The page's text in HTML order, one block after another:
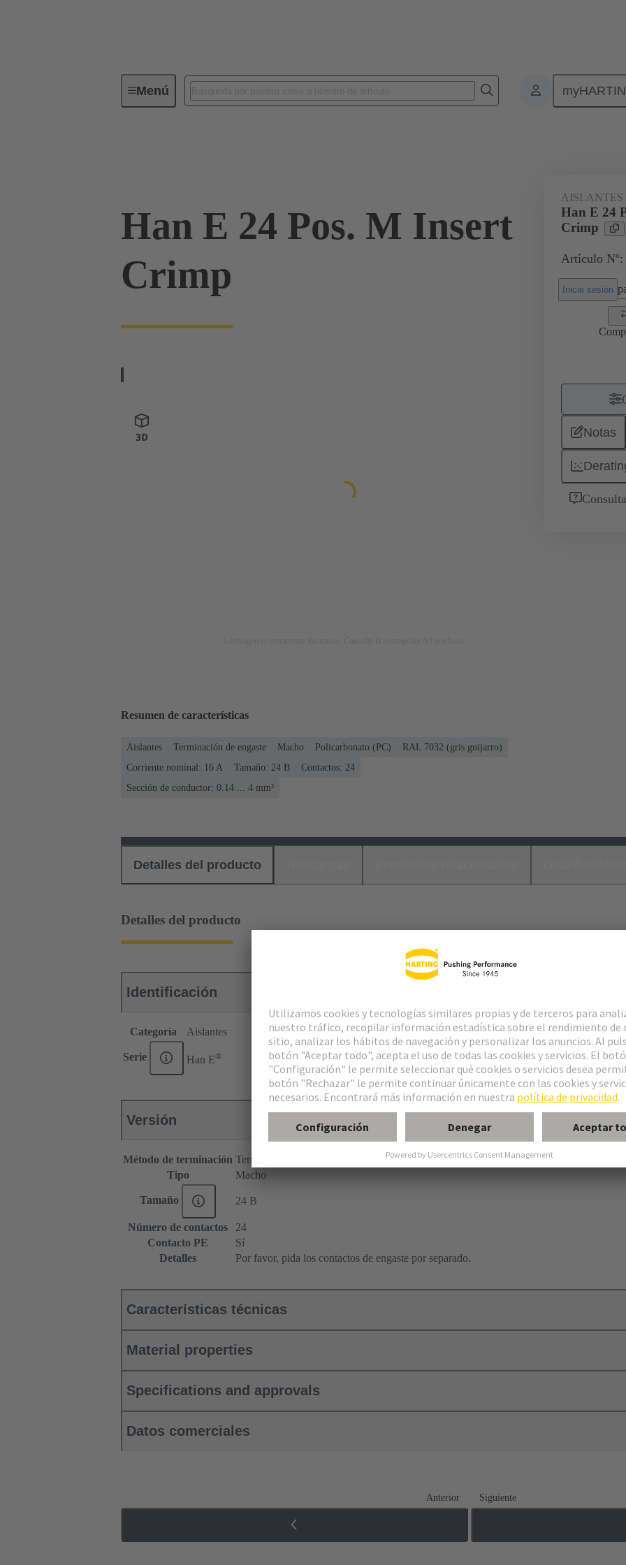
MenúConectores industriales / Han® Aislantes monobloque
Han E 24 Pos. M Insert
Crimp
AISLANTES
Han E 24
Crimp
Artículo Nº:
Inicie sesión
Notas
Resumen de características
Aislantes Terminación de engaste Macho Policarbonato (PC)
RAL 7032 (gris guijarro)
Corriente nominal: ‌16 A
Tamaño: 24 B
Contactos: 24
Sección de conductor: 0.14 ... 4 mm²
Detalles del producto
Detalles del producto
Identificación
Categoría Aislantes
Serie Han E®
Versión
Método de terminación Terminación de engaste
Tipo
Macho
Tamaño 24 B
Número de contactos
24
Contacto PE
Sí
Detalles
Por favor, pida los contactos de engaste por separado.
Características técnicas
Material properties
Specifications and approvals
Datos comerciales
Anterior Siguiente